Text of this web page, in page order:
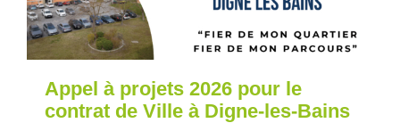
Appel à projets 2026 pour le
contrat de Ville à Digne-les-Bains